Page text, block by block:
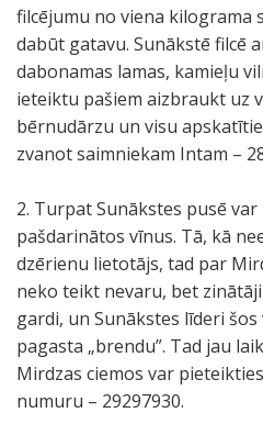
filcējumu no viena kilograma
dabūt gatavu. Sunākstē filcē
dabonamas lamas, kamieļu
ieteiktu pašiem aizbraukt uz
bērnudārzu un visu
zvanot saimniekam Intam –
2. Turpat Sunākstes pusē
pašdarinātos vīnus. Tā, kā
dzērienu lietotājs, tad par
neko teikt nevaru, bet
gardi, un Sunākstes līderi
pagasta „brendu”. Tad jau
Mirdzas ciemos var
numuru – 29297930.